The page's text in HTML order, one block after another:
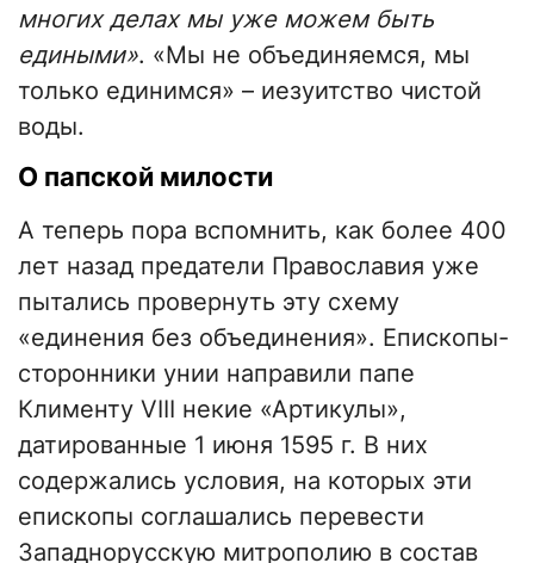
многих делах мы уже можем быть
едиными». «Мы не объединяемся, мы
только единимся» – иезуитство чистой
воды.
О папской милости
А теперь пора вспомнить, как более 400
лет назад предатели Православия уже
пытались провернуть эту схему
«единения без объединения». Епископы-
сторонники унии направили папе
Клименту VIII некие «Артикулы»,
датированные 1 июня 1595 г. В них
содержались условия, на которых эти
епископы соглашались перевести
Западнорусскую митрополию в состав